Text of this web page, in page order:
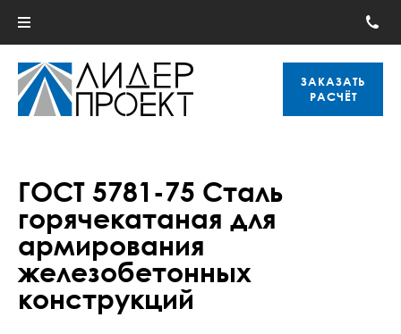
ЗАКАЗАТЬ
РАСЧЁТ
ГОСТ 5781-75 Сталь
горячекатаная для
армирования
железобетонных
конструкций